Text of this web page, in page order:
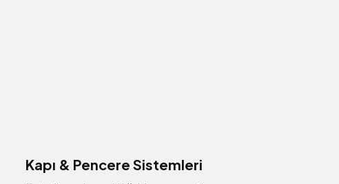
Kapı & Pencere Sistemleri